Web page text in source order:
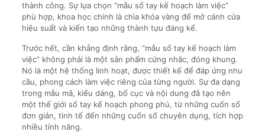
thành công. Sự lựa chọn “mẫu sổ tay kế hoạch làm việc”
phù hợp, khoa học chính là chìa khóa vàng để mở cánh cửa
hiệu suất và kiến tạo những thành tựu đáng kể.
Trước hết, cần khẳng định rằng, “mẫu sổ tay kế hoạch làm
việc” không phải là một sản phẩm cứng nhắc, đóng khung.
Nó là một hệ thống linh hoạt, được thiết kế để đáp ứng nhu
cầu, phong cách làm việc riêng của từng người. Sự đa dạng
trong mẫu mã, kiểu dáng, bố cục và nội dung đã tạo nên
một thế giới sổ tay kế hoạch phong phú, từ những cuốn sổ
đơn giản, tinh tế đến những cuốn sổ chuyên dụng, tích hợp
nhiều tính năng.